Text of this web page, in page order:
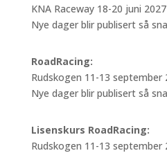
KNA Raceway 18-20 juni 2027
Nye dager blir publisert så
RoadRacing:
Rudskogen 11-13 september
Nye dager blir publisert så
Lisenskurs RoadRacing:
Rudskogen 11-13 september